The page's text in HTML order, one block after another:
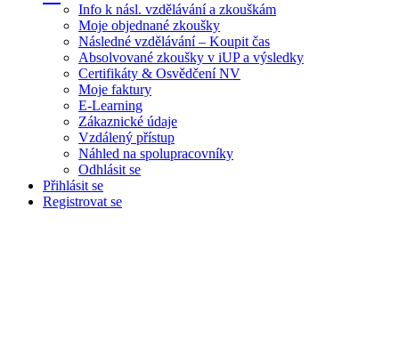
Info k násl. vzdělávání a zkouškám
Moje objednané zkoušky
Následné vzdělávání – Koupit čas
Absolvované zkoušky v iUP a výsledky
Certifikáty & Osvědčení NV
Moje faktury
E-Learning
Zákaznické údaje
Vzdálený přístup
Náhled na spolupracovníky
Odhlásit se
Přihlásit se
Registrovat se